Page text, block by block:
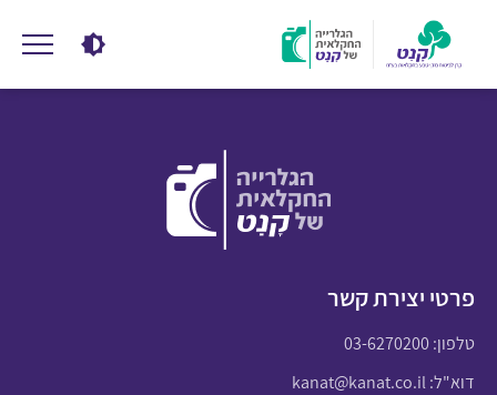
פרטי יצירת קשר
טלפון:03-6270200
דוא"ל:kanat@kanat.co.il